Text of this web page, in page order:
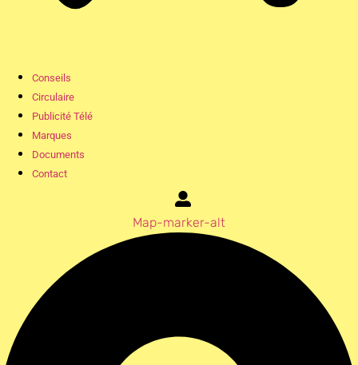
Conseils
Circulaire
Publicité Télé
Marques
Documents
Contact
Map-marker-alt